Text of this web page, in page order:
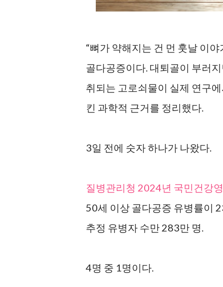
“뼈가 약해지는 건 먼 훗날 이
골다공증이다. 대퇴골이 부러
취되는 고로쇠물이 실제 연구
킨 과학적 근거를 정리했다.
3일 전에 숫자 하나가 나왔다.
질병관리청 2024년 국민건강
50세 이상 골다공증 유병률이
추정 유병자 수만 283만 명.
4명 중 1명이다.